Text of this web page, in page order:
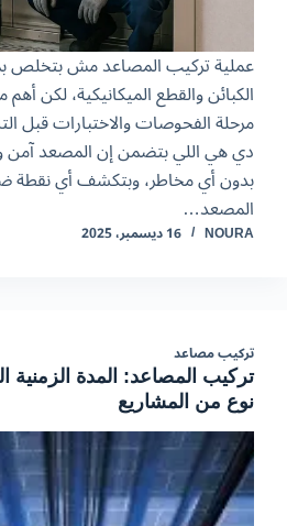
عملية تركيب المصاعد مش بتخلص
الكبائن والقطع الميكانيكية، لكن
مرحلة الفحوصات والاختبارات قبل
دي هي اللي بتضمن إن المصعد آمن
بدون أي مخاطر، وبتكشف أي
المصعد…
NOURA 16 ديسمبر، 2025
تركيب مصاعد
تركيب المصاعد: المدة الزمنية
نوع من المشاريع